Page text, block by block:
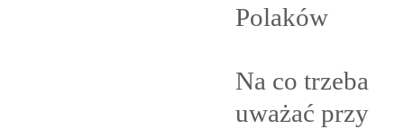
Polaków
Na co trzeba
uważać przy